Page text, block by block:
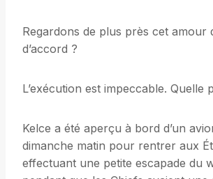
Regardons de plus près cet amour
d’accord ?
L’exécution est impeccable. Quelle
Kelce a été aperçu à bord d’un
dimanche matin pour rentrer aux
effectuant une petite escapade du